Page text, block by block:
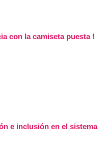
con la camiseta puesta !
e inclusión en el sistema